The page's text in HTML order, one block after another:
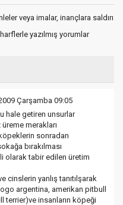
veya imalar, inançlara saldırı
yazılmış yorumlar
Çarşamba 09:05
hale getiren unsurlar
merakları
sonradan
bırakılması
olarak tabir edilen üretim
cinslerin yanlış tanıtılşarak
argentina, amerikan pitbull
terrier)ve insanların köpeği